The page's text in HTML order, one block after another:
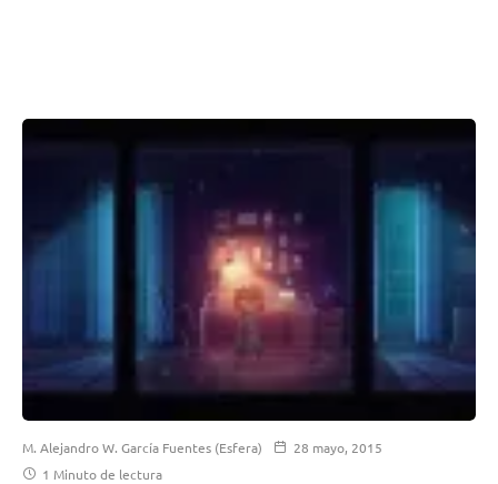
M. Alejandro W. García Fuentes (Esfera)
28 mayo, 2015
1 Minuto de lectura